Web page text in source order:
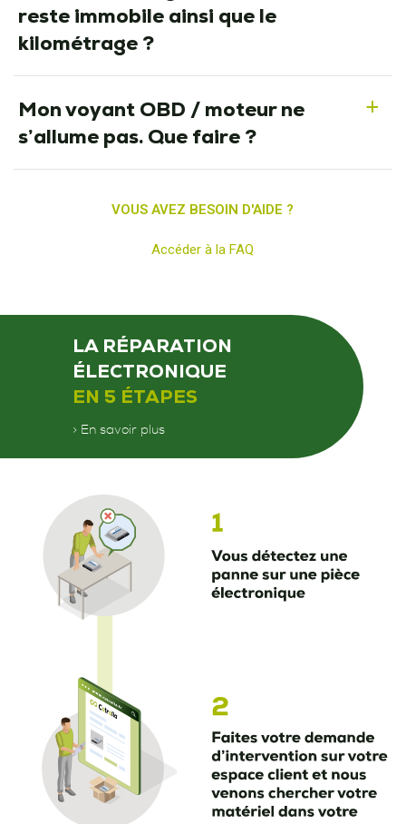
reste immobile ainsi que le
kilométrage ?
a
Mon voyant OBD / moteur ne
s’allume pas. Que faire ?
VOUS AVEZ BESOIN D'AIDE ?
Accéder à la FAQ
LA RÉPARATION
ÉLECTRONIQUE
EN 5 ÉTAPES
> En savoir plus